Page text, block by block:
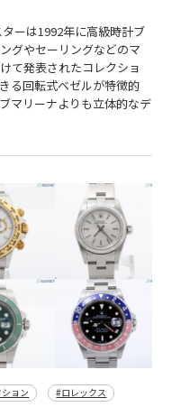
ーは1992年に高級時計ブ
グやセーリングなどのマ
て発表されたコレクショ
る回転式ベゼルが特徴的
マリーナよりも立体的なデ
ョン #ロレックス